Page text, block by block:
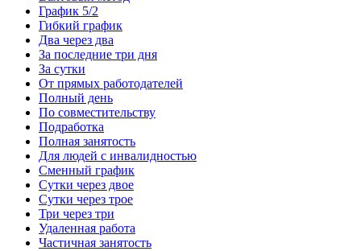
График 5/2
Гибкий график
Два через два
За последние три дня
За сутки
От прямых работодателей
Полный день
По совместительству
Подработка
Полная занятость
Для людей с инвалидностью
Сменный график
Сутки через двое
Сутки через трое
Три через три
Удаленная работа
Частичная занятость